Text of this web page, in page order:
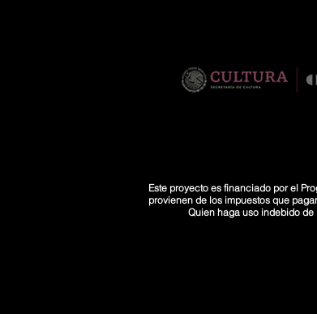
Este proyecto es financiado por el
provienen de los impuestos que
Quien haga uso indebido